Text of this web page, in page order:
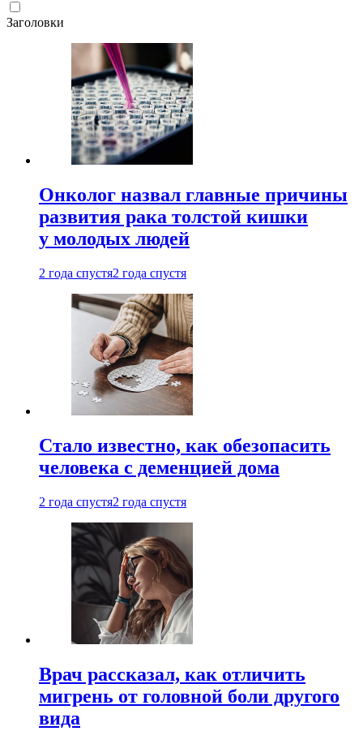
Заголовки
Онколог назвал главные причины
развития рака толстой кишки
у молодых людей
2 года спустя2 года спустя
Стало известно, как обезопасить
человека с деменцией дома
2 года спустя2 года спустя
Врач рассказал, как отличить
мигрень от головной боли другого
вида